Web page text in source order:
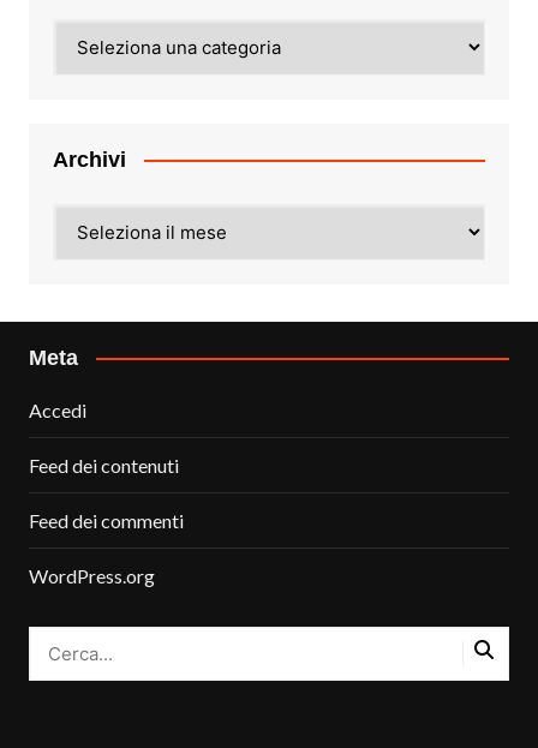
Archivi
Meta
Accedi
Feed dei contenuti
Feed dei commenti
WordPress.org